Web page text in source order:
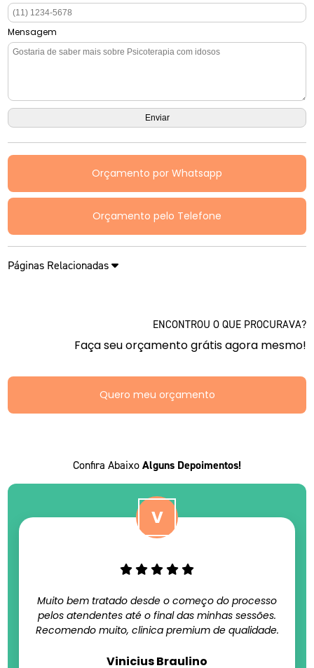
Mensagem
Orçamento por Whatsapp
Orçamento pelo Telefone
Páginas Relacionadas
ENCONTROU O QUE PROCURAVA?
Faça seu orçamento grátis agora mesmo!
Quero meu orçamento
Confira Abaixo Alguns Depoimentos!
Muito bem tratado desde o começo do processo
pelos atendentes até o final das minhas sessões.
Recomendo muito, clinica premium de qualidade.
Vinicius Braulino